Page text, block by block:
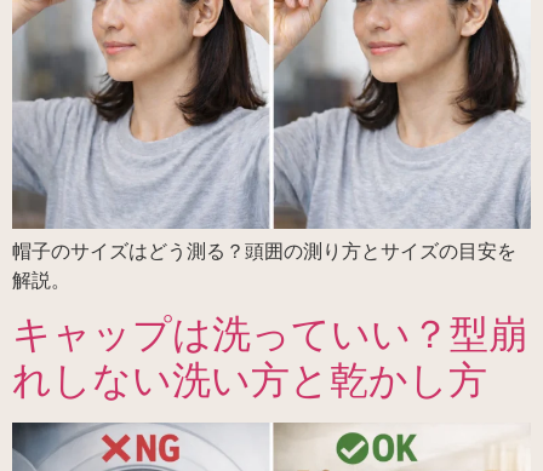
帽子のサイズはどう測る？頭囲の測り方とサイズの目安を
解説。
キャップは洗っていい？型崩
れしない洗い方と乾かし方